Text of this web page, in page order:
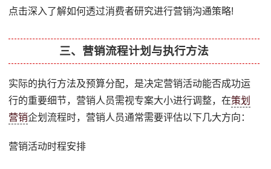
点击深入了解如何透过消费者研究进行营销沟通策略!
三、营销流程计划与执行方法
实际的执行方法及预算分配，是决定营销活动能否成功运
行的重要细节，营销人员需视专案大小进行调整，在策划
营销企划流程时，营销人员通常需要评估以下几大方向：
营销活动时程安排